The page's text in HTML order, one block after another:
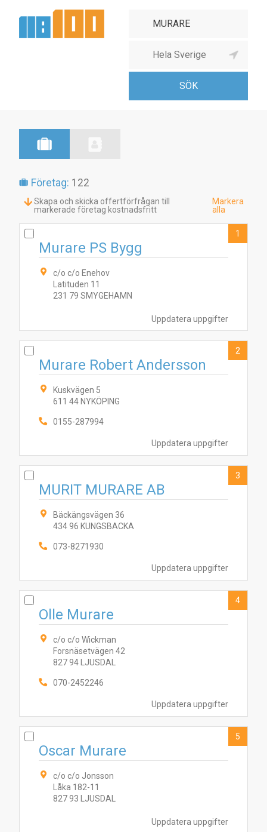
Företag: 122
Skapa och skicka offertförfrågan till
markerade företag kostnadsfritt
Markera
alla
Uppdatera uppgifter
Murare PS Bygg
c/o c/o Enehov
Latituden 11
231 79 SMYGEHAMN
1
Uppdatera uppgifter
Murare Robert Andersson
Kuskvägen 5
611 44 NYKÖPING
0155-287994
2
Uppdatera uppgifter
MURIT MURARE AB
Bäckängsvägen 36
434 96 KUNGSBACKA
073-8271930
3
Uppdatera uppgifter
Olle Murare
c/o c/o Wickman
Forsnäsetvägen 42
827 94 LJUSDAL
070-2452246
4
Uppdatera uppgifter
Oscar Murare
c/o c/o Jonsson
Låka 182-11
827 93 LJUSDAL
5